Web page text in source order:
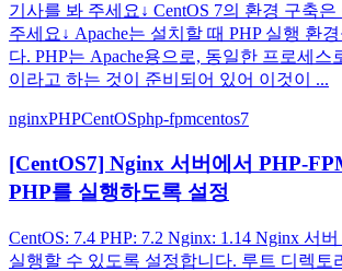
기사를 봐 주세요↓ CentOS 7의 환경 구축
주세요↓ Apache는 설치할 때 PHP 실행 환
다. PHP는 Apache용으로, 동일한 프로세스
이라고 하는 것이 준비되어 있어 이것이 ...
nginxPHPCentOSphp-fpmcentos7
[CentOS7] Nginx 서버에서 PHP-
PHP를 실행하도록 설정
CentOS: 7.4 PHP: 7.2 Nginx: 1.14 Nginx 서
실행할 수 있도록 설정합니다. 루트 디렉토